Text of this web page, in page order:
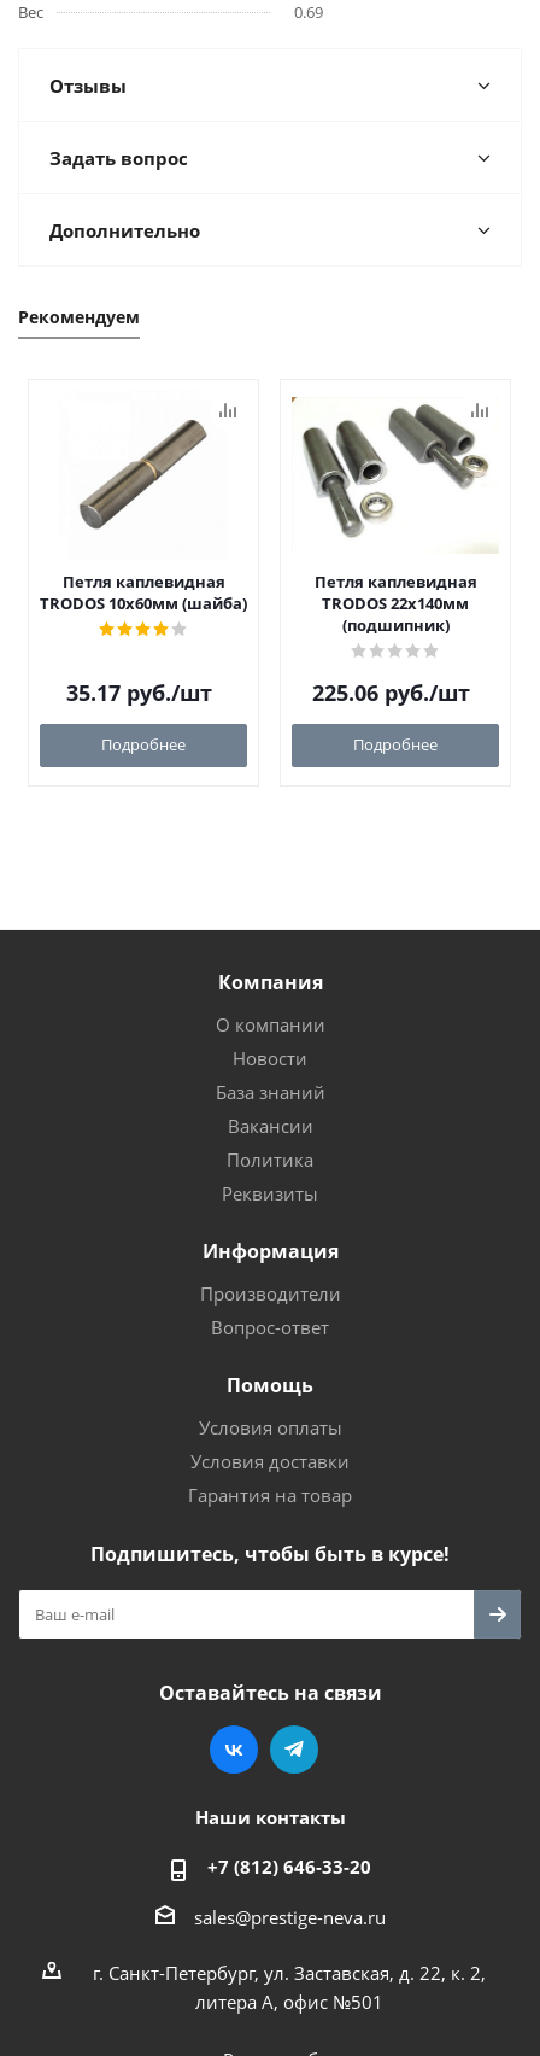
Вес
0.69
Отзывы
Задать вопрос
Дополнительно
Рекомендуем
Петля каплевидная
TRODOS 10х60мм (шайба)
35.17 руб./шт
Подробнее
Петля каплевидная
TRODOS 22х140мм
(подшипник)
225.06 руб./шт
Подробнее
Компания
О компании
Новости
База знаний
Вакансии
Политика
Реквизиты
Информация
Производители
Вопрос-ответ
Помощь
Условия оплаты
Условия доставки
Гарантия на товар
Подпишитесь, чтобы быть в курсе!
Оставайтесь на связи
Наши контакты
+7 (812) 646-33-20
sales@prestige-neva.ru
г. Санкт-Петербург, ул. Заставская, д. 22, к. 2,
литера А, офис №501